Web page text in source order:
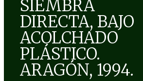
SIEMBRA
DIRECTA, BAJO
ACOLCHADO
PLÁSTICO.
ARAGÓN, 1994.